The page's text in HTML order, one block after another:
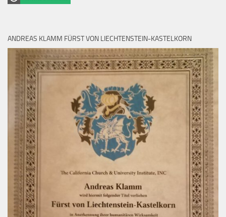
ANDREAS KLAMM FÜRST VON LIECHTENSTEIN-KASTELKORN